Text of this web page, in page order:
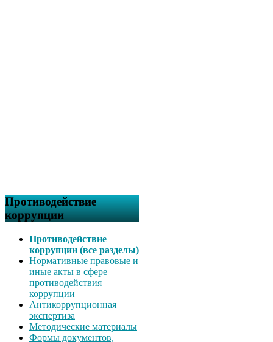
Противодействие
коррупции
Противодействие
коррупции (все разделы)
Нормативные правовые и
иные акты в сфере
противодействия
коррупции
Антикоррупционная
экспертиза
Методические материалы
Формы документов,